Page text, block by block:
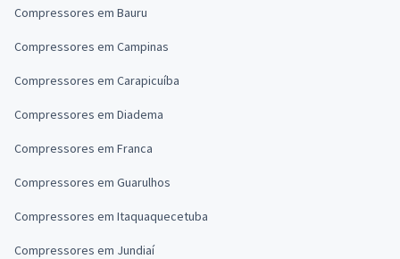
Compressores em Bauru
Compressores em Campinas
Compressores em Carapicuíba
Compressores em Diadema
Compressores em Franca
Compressores em Guarulhos
Compressores em Itaquaquecetuba
Compressores em Jundiaí